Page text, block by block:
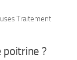
Traitement
poitrine ?